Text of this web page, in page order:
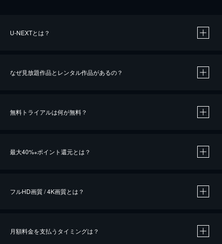
U-NEXTとは？
なぜ見放題作品とレンタル作品があるの？
無料トライアルは何が無料？
最大40%※ポイント還元とは？
※40％ポイント還元の対象は、クレジットカード決済による作品の購入 / レンタルです。
iOSアプリのUコイン決済による作品の購入 / レンタルは、20％のポイント還元です。
フルHD画質 / 4K画質とは？
月額料金を支払うタイミングは？